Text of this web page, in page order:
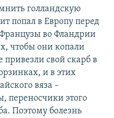
голландскую
попал в Европу перед
во Фландрии
чтобы они копали
свой скарб в
и в этих
вяза –
переносчики этого
Поэтому болезнь